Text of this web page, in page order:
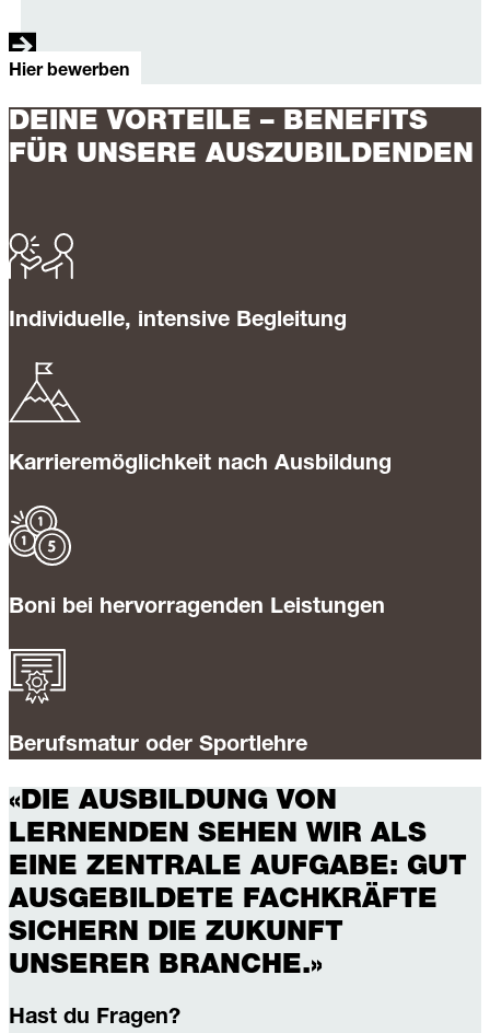
Hier bewerben
DEINE VORTEILE – BENEFITS
FÜR UNSERE AUSZUBILDENDEN
Individuelle, intensive Begleitung
Karrieremöglichkeit nach Ausbildung
Boni bei hervorragenden Leistungen
Berufsmatur oder Sportlehre
«DIE AUSBILDUNG VON
LERNENDEN SEHEN WIR ALS
EINE ZENTRALE AUFGABE: GUT
AUSGEBILDETE FACHKRÄFTE
SICHERN DIE ZUKUNFT
UNSERER BRANCHE.»
Hast du Fragen?